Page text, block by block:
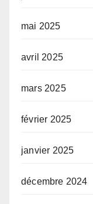
mai 2025
avril 2025
mars 2025
février 2025
janvier 2025
décembre 2024